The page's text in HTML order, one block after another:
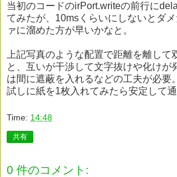
当初のコードのirPort.writeの前行に
てみたが、10msくらいにしないとダ
ァに溜めた方が早いかなと。
上記写真のような配置で距離を離して
と、互いが干渉して文字抜けや化けが
は間に遮蔽を入れるなどの工夫が必要。
試しに紙を1枚入れてみたら安定して通
Time: 14:48
共有
0 件のコメント: